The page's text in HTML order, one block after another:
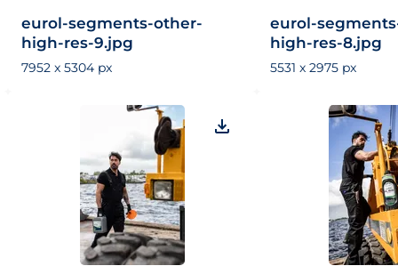
eurol-segments-other-
high-res-9.jpg
7952 x 5304 px
eurol-
high-res-8.jpg
5531 x 2975 px